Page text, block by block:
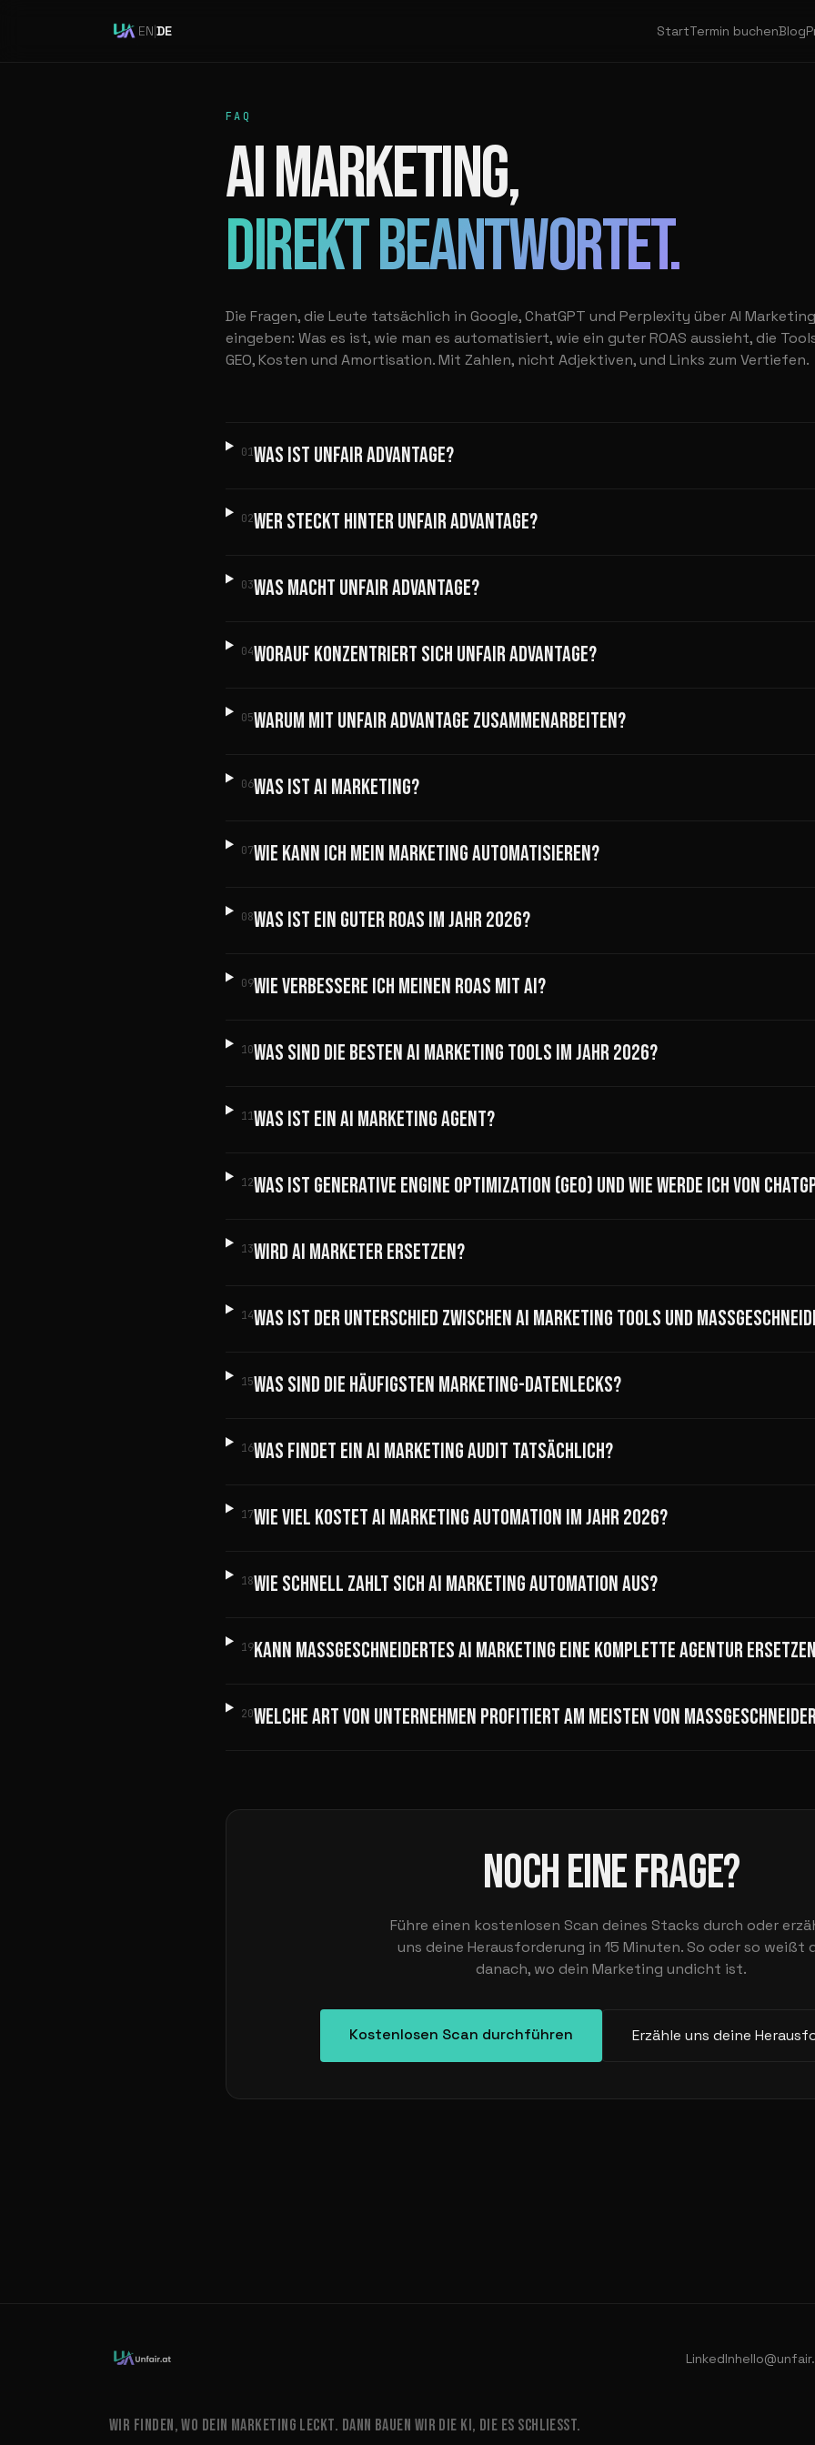
EN|DE StartTermin buchenBlog
FAQ
AI MARKETING,
DIREKT BEANTWORTET.
Die Fragen, die Leute tatsächlich in Google, ChatGPT und Perplexity über AI Marketing
eingeben: Was es ist, wie man es automatisiert, wie ein guter ROAS aussieht, die
GEO, Kosten und Amortisation. Mit Zahlen, nicht Adjektiven, und Links zum Vertiefen.
01WAS IST UNFAIR ADVANTAGE?
02WER STECKT HINTER UNFAIR ADVANTAGE?
03WAS MACHT UNFAIR ADVANTAGE?
04WORAUF KONZENTRIERT SICH UNFAIR ADVANTAGE?
05WARUM MIT UNFAIR ADVANTAGE ZUSAMMENARBEITEN?
06WAS IST AI MARKETING?
07WIE KANN ICH MEIN MARKETING AUTOMATISIEREN?
08WAS IST EIN GUTER ROAS IM JAHR 2026?
09WIE VERBESSERE ICH MEINEN ROAS MIT AI?
10WAS SIND DIE BESTEN AI MARKETING TOOLS IM JAHR 2026?
11WAS IST EIN AI MARKETING AGENT?
12WAS IST GENERATIVE ENGINE OPTIMIZATION (GEO) UND WIE WERDE ICH VON
13WIRD AI MARKETER ERSETZEN?
14WAS IST DER UNTERSCHIED ZWISCHEN AI MARKETING TOOLS UND
15WAS SIND DIE HÄUFIGSTEN MARKETING-DATENLECKS?
16WAS FINDET EIN AI MARKETING AUDIT TATSÄCHLICH?
17WIE VIEL KOSTET AI MARKETING AUTOMATION IM JAHR 2026?
18WIE SCHNELL ZAHLT SICH AI MARKETING AUTOMATION AUS?
19KANN MASSGESCHNEIDERTES AI MARKETING EINE KOMPLETTE AGENTUR ERSETZEN?
20WELCHE ART VON UNTERNEHMEN PROFITIERT AM MEISTEN VON
NOCH EINE FRAGE?
Führe einen kostenlosen Scan deines Stacks durch oder
uns deine Herausforderung in 15 Minuten. So oder so weißt
danach, wo dein Marketing undicht ist.
Kostenlosen Scan durchführen Erzähle uns deine
LinkedIn
WIR FINDEN, WO DEIN MARKETING LECKT. DANN BAUEN WIR DIE KI, DIE ES SCHLIESST.